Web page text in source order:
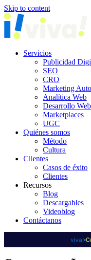
Skip to content
Servicios
Publicidad
SEO
CRO
Marketing
Analítica Web
Desarrollo Web
Marketplaces
UGC
Quiénes somos
Método
Cultura
Clientes
Casos de éxito
Clientes
Recursos
Blog
Descargables
Videoblog
Contáctanos
viva!